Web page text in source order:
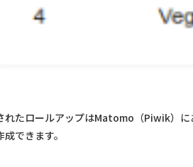
れたロールアップはMatomo（Piwik）に
成できます。